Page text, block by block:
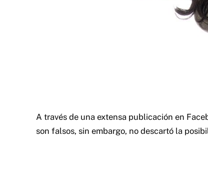
A través de una extensa publicación en
son falsos, sin embargo, no descartó la